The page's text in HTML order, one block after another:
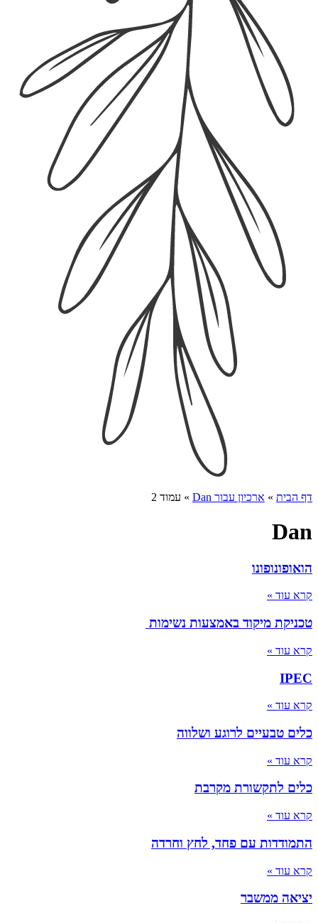
דף הבית » ארכיון עבור Dan » עמוד 2
Dan
הואופונופונו
קרא עוד »
טכניקת מיקוד באמצעות נשימות
קרא עוד »
IPEC
קרא עוד »
כלים טבעיים לרוגע ושלווה
קרא עוד »
כלים לתקשורת מקרבת
קרא עוד »
התמודדות עם פחד, לחץ וחרדה
קרא עוד »
יציאה ממשבר